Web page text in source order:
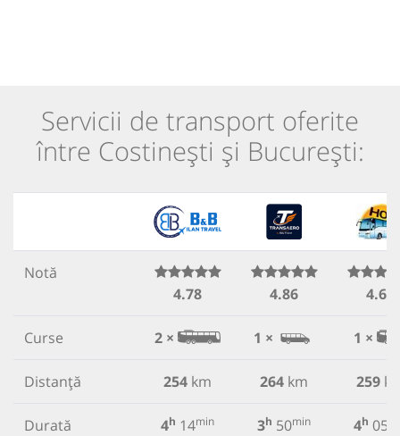
Servicii de transport oferite
între Costinești și București:
Notă
4.78
4.86 4.64
Curse 2 × 1 × 1 ×
Distanță 254 km 264 km 259
Durată 4h 14min 3h 50min 4h 05